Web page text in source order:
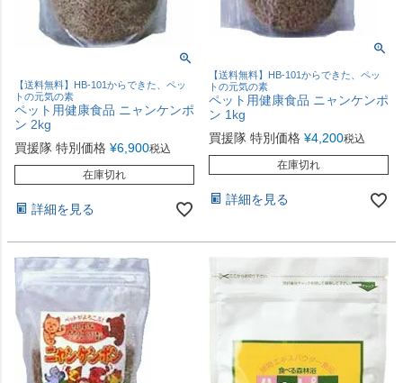
【送料無料】HB-101からできた、ペッ
トの元気の素
ペット用健康食品 ニャンケンポ
ン 2kg
買援隊 特別価格 ¥6,900税込
在庫切れ
詳細を見る
【送料無料】HB-101からできた、ペッ
トの元気の素
ペット用健康食品 ニャンケンポ
ン 1kg
買援隊 特別価格 ¥4,200税込
在庫切れ
詳細を見る